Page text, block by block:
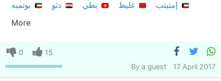
بوتمبه
دثو بطي غليظ
إمتبتب
More
0
15
By a guest 17 April 2017